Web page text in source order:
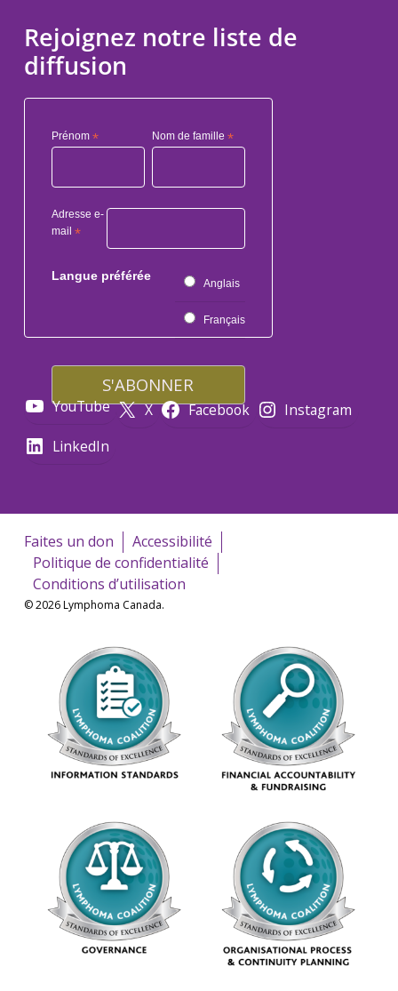
Rejoignez notre liste de
diffusion
Prénom * Nom de famille*
Adresse e-
mail *
Langue préférée
Anglais
Français
YouTube X Facebook
Instagram
LinkedIn
Faites un don
Accessibilité
Politique de confidentialité
Conditions d’utilisation
© 2026 Lymphoma Canada.